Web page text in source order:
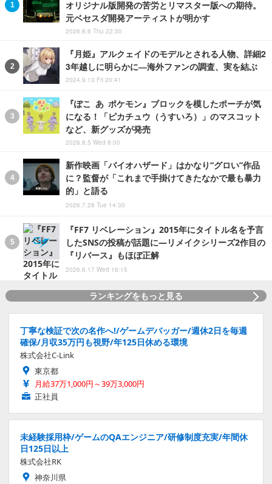
オリジナル版開発の苦労とリマスター版への期待。
元ベセスダ開発アーティストが明かす
2026.8.6 Thu 22:30
『月姫』アルクェイドのモデルとされる人物、詳細2
3年越しに明らかに―海外ファンの調査、実を結ぶ
2024.9.13 Fri 20:41
『ぽこ あ ポケモン』ブロックを模したポーチが気
になる！「ピカチュウ（うすいろ）」のマスコット
など、新グッズが発売
2026.8.5 Wed 8:00
新作映画「バイオハザード」はかなり“グロい”作品
に？監督が「これまで手掛けてきたなかで最も暴力
的」と語る
2026.7.28 Tue 14:30
『FF7 リベレーション』2015年にタイトル名を予言
したSNSの投稿が話題に―リメイクシリーズ2作目の
『リバース』もほぼ正解
2026.6.17 Wed 16:15
ランキングをもっと見る
丁寧な検証で次の名作へ!/ゲームデバッガー/週休2日を毎週
確保/月収35万円も視野/年125日休める環境
株式会社C-Link
東京都
月給37万1,000円～39万3,000円
正社員
未経験採用枠/ゲームのQAエンジニア/研修制度充実/年間休
日125日以上
株式会社RK
神奈川県